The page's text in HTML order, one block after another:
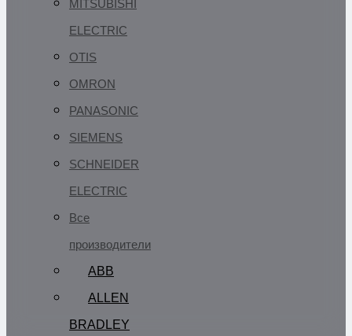
MITSUBISHI
ELECTRIC
OTIS
OMRON
PANASONIC
SIEMENS
SCHNEIDER
ELECTRIC
Все
производители
ABB
ALLEN
BRADLEY